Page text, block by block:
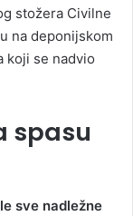
stožera Civilne
na deponijskom
koji se nadvio
spasu
sve nadležne